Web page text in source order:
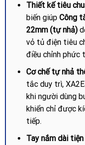
Thiết kế tiêu
biến giúp Công
22mm (tự nhả)
vỏ tủ điện tiêu
điều chỉnh phức
Cơ chế tự nhả
tắc duy trì,
khi người dùng
khiển chỉ được
tiếp.
Tay nắm dài tiện